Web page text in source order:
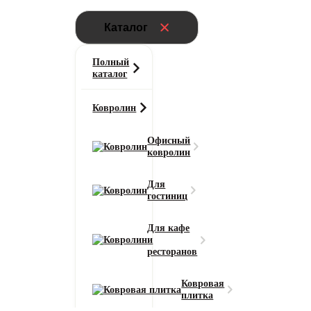
Каталог
Полный
каталог
Ковролин
Офисный
ковролин
Для
гостиниц
Для кафе
и
ресторанов
Ковровая
плитка